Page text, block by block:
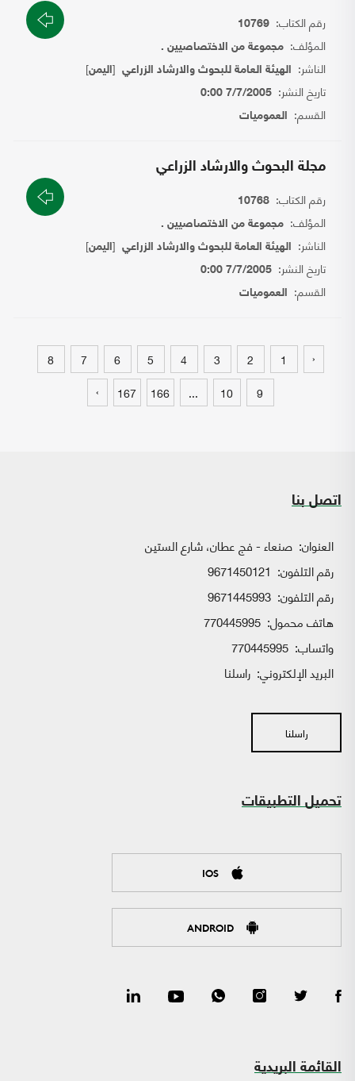
رقم الكتاب: 10769
المؤلف: مجموعة من الاختصاصيين .
الناشر: الهيئة العامة للبحوث والارشاد الزراعي [اليمن]
تاريخ النشر: 7/7/2005 0:00
القسم: العموميات
مجلة البحوث والارشاد الزراعي
رقم الكتاب: 10768
المؤلف: مجموعة من الاختصاصيين .
الناشر: الهيئة العامة للبحوث والارشاد الزراعي [اليمن]
تاريخ النشر: 7/7/2005 0:00
القسم: العموميات
‹
1
2
3
4
5
6
7
8
9
10
...
166
167
›
اتصل بنا
العنوان: صنعاء - فج عطان، شارع الستين
رقم التلفون: 9671450121
رقم التلفون: 9671445993
هاتف محمول: 770445995
واتساب:
البريد الإلكتروني: راسلنا
راسلنا
تحميل التطبيقات
IOS
ANDROID
القائمة البريدية